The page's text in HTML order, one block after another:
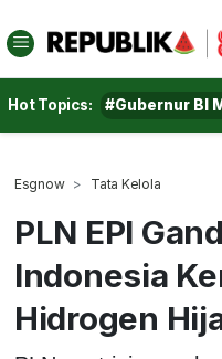
Hot Topics: #Gubernur BI
Esgnow Tata Kelola
PLN EPI
Indonesia
Hidrogen